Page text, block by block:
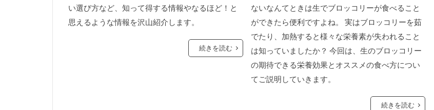
い選び方など、知って得する情報やなるほど！と
思えるような情報を沢山紹介します。
続きを読む
ないなんてときは生でブロッコリーが食べること
ができたら便利ですよね。 実はブロッコリーを茹
でたり、加熱すると様々な栄養素が失われること
は知っていましたか？ 今回は、生のブロッコリー
の期待できる栄養効果とオススメの食べ方につい
てご説明していきます。
続きを読む